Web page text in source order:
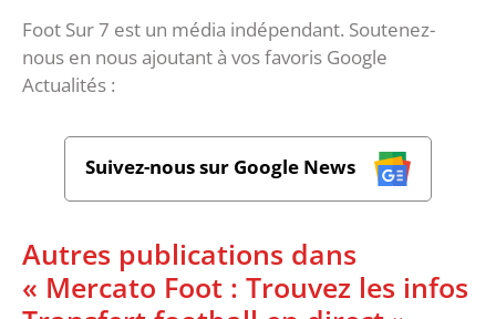
Foot Sur 7 est un média indépendant. Soutenez-
nous en nous ajoutant à vos favoris Google
Actualités :
Suivez-nous sur Google News
Autres publications dans
« Mercato Foot : Trouvez les infos